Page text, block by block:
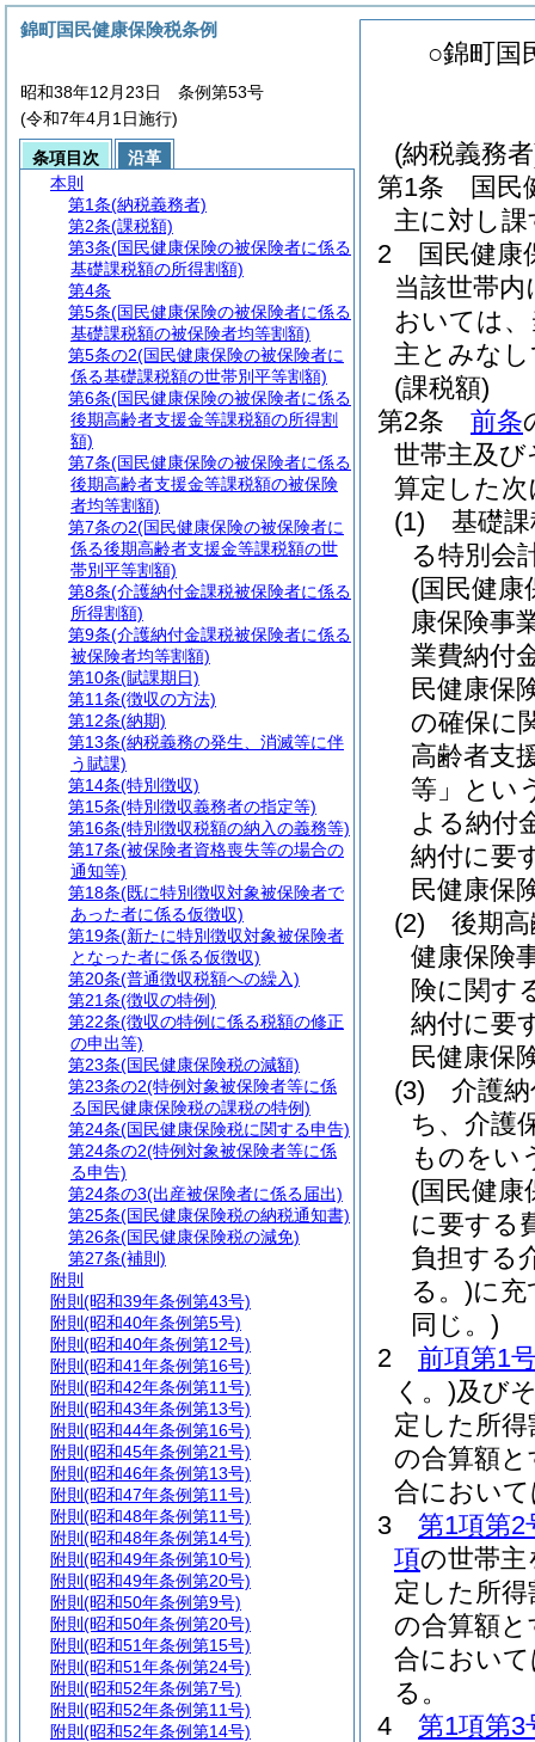
○錦町国
(納税義務
第1条
国民
主に対し
2
国民健
当該世帯
おいては
主とみな
(課税額)
第2条
前条
世帯主及
算定した
(1)
基礎
る特別会
(国民健康
康保険事
業費納付
民健康保
の確保に
高齢者支
等」とい
よる納付
納付に要
民健康保
(2)
後期
健康保険
険に関す
納付に要
民健康保
(3)
介護
ち、介護
ものをい
(国民健康
に要する
負担する
る。)に充
同じ。)
2
前項第1
く。)及び
定した所
の合算額
合におい
3
第1項第2
項の世帯主
定した所
の合算額
合において
る。
4
第1項第3
錦町国民健康保険税条例
昭和38年12月23日 条例第53号
(令和7年4月1日施行)
条項目次
沿革
本則
第1条(納税義務者)
第2条(課税額)
第3条(国民健康保険の被保険者に係る
基礎課税額の所得割額)
第4条
第5条(国民健康保険の被保険者に係る
基礎課税額の被保険者均等割額)
第5条の2(国民健康保険の被保険者に
係る基礎課税額の世帯別平等割額)
第6条(国民健康保険の被保険者に係る
後期高齢者支援金等課税額の所得割
額)
第7条(国民健康保険の被保険者に係る
後期高齢者支援金等課税額の被保険
者均等割額)
第7条の2(国民健康保険の被保険者に
係る後期高齢者支援金等課税額の世
帯別平等割額)
第8条(介護納付金課税被保険者に係る
所得割額)
第9条(介護納付金課税被保険者に係る
被保険者均等割額)
第10条(賦課期日)
第11条(徴収の方法)
第12条(納期)
第13条(納税義務の発生、消滅等に伴
う賦課)
第14条(特別徴収)
第15条(特別徴収義務者の指定等)
第16条(特別徴収税額の納入の義務等)
第17条(被保険者資格喪失等の場合の
通知等)
第18条(既に特別徴収対象被保険者で
あった者に係る仮徴収)
第19条(新たに特別徴収対象被保険者
となった者に係る仮徴収)
第20条(普通徴収税額への繰入)
第21条(徴収の特例)
第22条(徴収の特例に係る税額の修正
の申出等)
第23条(国民健康保険税の減額)
第23条の2(特例対象被保険者等に係
る国民健康保険税の課税の特例)
第24条(国民健康保険税に関する申告)
第24条の2(特例対象被保険者等に係
る申告)
第24条の3(出産被保険者に係る届出)
第25条(国民健康保険税の納税通知書)
第26条(国民健康保険税の減免)
第27条(補則)
附則
附則 (昭和39年条例第43号)
附則 (昭和40年条例第5号)
附則 (昭和40年条例第12号)
附則 (昭和41年条例第16号)
附則 (昭和42年条例第11号)
附則 (昭和43年条例第13号)
附則 (昭和44年条例第16号)
附則 (昭和45年条例第21号)
附則 (昭和46年条例第13号)
附則 (昭和47年条例第11号)
附則 (昭和48年条例第11号)
附則 (昭和48年条例第14号)
附則 (昭和49年条例第10号)
附則 (昭和49年条例第20号)
附則 (昭和50年条例第9号)
附則 (昭和50年条例第20号)
附則 (昭和51年条例第15号)
附則 (昭和51年条例第24号)
附則 (昭和52年条例第7号)
附則 (昭和52年条例第11号)
附則 (昭和52年条例第14号)